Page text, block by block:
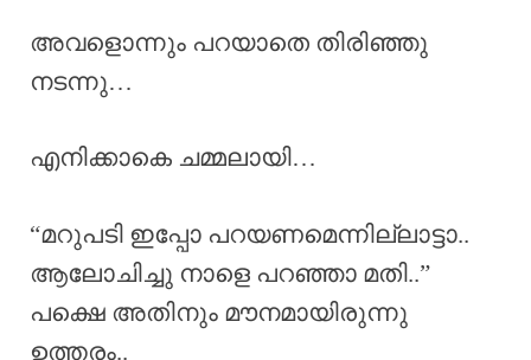
അവളൊന്നും പറയാതെ തിരിഞ്ഞു
നടന്നു…
എനിക്കാകെ ചമ്മലായി…
“മറുപടി ഇപ്പോ പറയണമെന്നില്ലാട്ടാ..
ആലോചിച്ചു നാളെ പറഞ്ഞാ മതി..”
പക്ഷെ അതിനും മൗനമായിരുന്നു
ഉത്തരം..